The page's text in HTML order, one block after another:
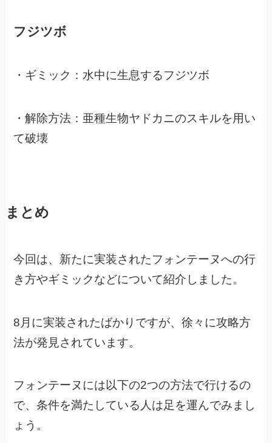
フジツボ
・ギミック：水中に生息するフジツボ
・解除方法：亜種生物ヤドカニのスキルを用い
て破壊
まとめ
今回は、新たに実装されたフォンテーヌへの行
き方やギミックなどについて紹介しました。
8月に実装されたばかりですが、徐々に攻略方
法が発見されています。
フォンテーヌには以下の2つの方法で行けるの
で、条件を満たしている人は足を運んでみまし
ょう。